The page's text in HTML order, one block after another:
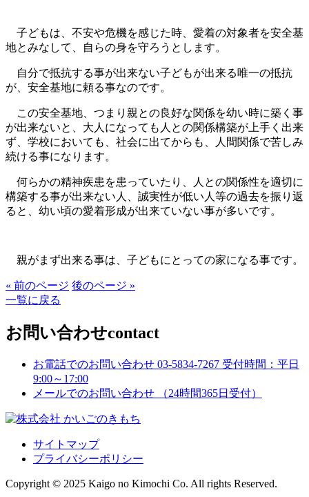
子どもは、不安や危機を感じた時、愛着の対象者を安全基
地とみなして、自らの身を守ろうとします。
自分で抵抗する事が出来ない子どもが出来る唯一の抵抗
が、安全基地に頼る事なのです。
この安全基地、つまり親との良好な関係を幼い時に築く事
が出来ないと、大人になっても人との関係構築が上手く出来
ず、学校においても、社会に出てからも、人間関係で苦しみ
続ける事になります。
何らかの精神疾患を患っていたり、人との関係性を適切に
構築する事が出来ない人、誠実性が低い人等の過去を振り返
ると、幼い頃の愛着形成が出来ていない事が多いです。
親がまず出来る事は、子どもにとっての家になる事です。
« 前のページ 後のページ »
一覧に戻る
お問い合わせcontact
お電話でのお問い合わせ 03-5834-7267 受付時間：平日
9:00～17:00
メールでのお問い合わせ
（24時間365日受付）
サイトマップ
プライバシーポリシー
Copyright © 2025 Kaigo no Kimochi Co. All rights Reserved.